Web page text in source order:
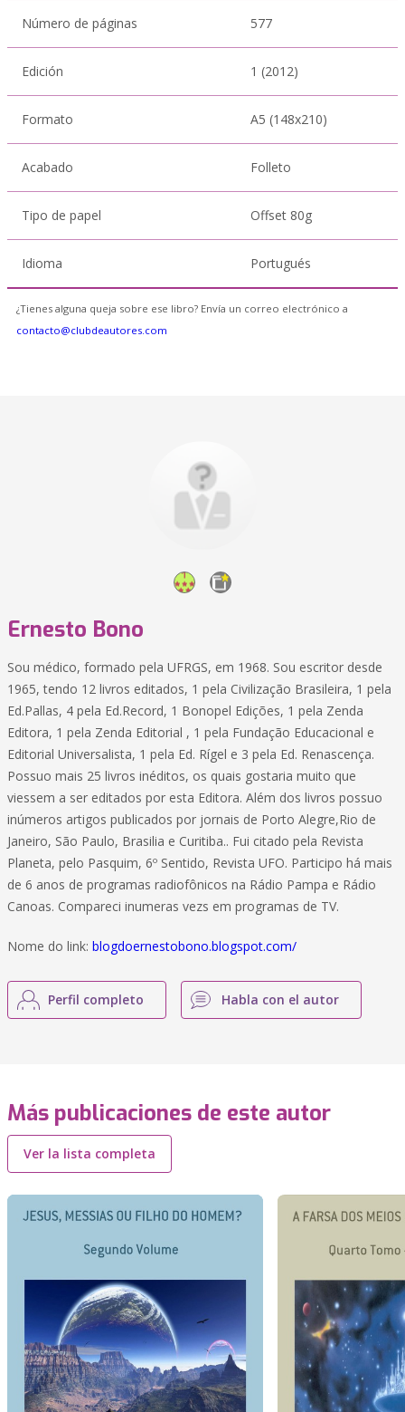
Número de páginas 577
Edición 1 (2012)
Formato A5 (148x210)
Acabado Folleto
Tipo de papel Offset 80g
Idioma Portugués
¿Tienes alguna queja sobre ese libro? Envía un correo electrónico a
contacto@clubdeautores.com
Ernesto Bono
Sou médico, formado pela UFRGS, em 1968. Sou escritor desde
1965, tendo 12 livros editados, 1 pela Civilização Brasileira, 1 pela
Ed.Pallas, 4 pela Ed.Record, 1 Bonopel Edições, 1 pela Zenda
Editora, 1 pela Zenda Editorial , 1 pela Fundação Educacional e
Editorial Universalista, 1 pela Ed. Rígel e 3 pela Ed. Renascença.
Possuo mais 25 livros inéditos, os quais gostaria muito que
viessem a ser editados por esta Editora. Além dos livros possuo
inúmeros artigos publicados por jornais de Porto Alegre,Rio de
Janeiro, São Paulo, Brasilia e Curitiba.. Fui citado pela Revista
Planeta, pelo Pasquim, 6º Sentido, Revista UFO. Participo há mais
de 6 anos de programas radiofônicos na Rádio Pampa e Rádio
Canoas. Compareci inumeras vezs em programas de TV.
Nome do link: blogdoernestobono.blogspot.com/
Perfil completo Habla con el autor
Más publicaciones de este autor
Ver la lista completa